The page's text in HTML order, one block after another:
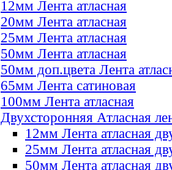
12мм Лента атласная
20мм Лента атласная
25мм Лента атласная
50мм Лента атласная
50мм доп.цвета Лента
65мм Лента сатиновая
100мм Лента атласная
Двухсторонняя Атласная
12мм Лента атласная
25мм Лента атласная
50мм Лента атласная